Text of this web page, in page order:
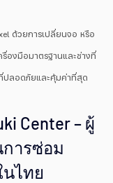
ด้วยการเปลี่ยนจอ หรือ
องมือมาตรฐานและช่างที่
ลอดภัยและคุ้มค่าที่สุด
Center – ผู้
ารซ่อม
นไทย